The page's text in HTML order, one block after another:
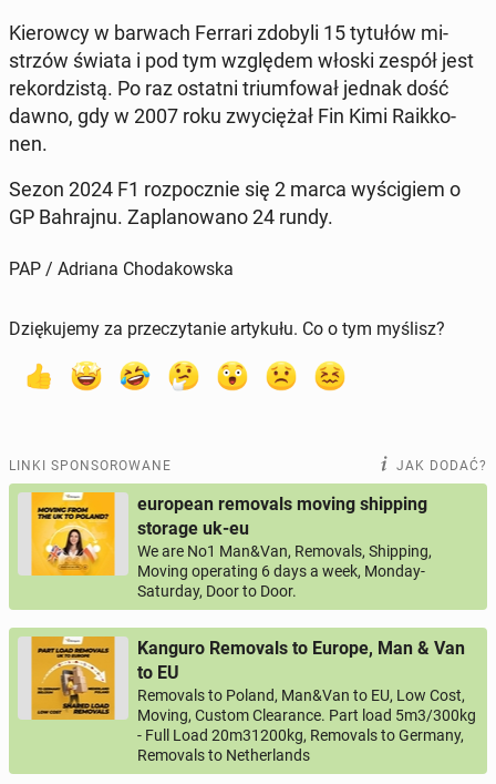
Kie­row­cy w barwach Ferrari zdobyli 15 tytułów mi­
strzów świata i pod tym wzglę­dem włoski zespół jest
re­kor­dzi­stą. Po raz ostatni trium­fo­wał jednak dość
dawno, gdy w 2007 roku zwy­cię­żał Fin Kimi Ra­ik­ko­
nen.
Sezon 2024 F1 roz­pocz­nie się 2 marca wy­ści­giem o
GP Bah­raj­nu. Za­pla­no­wa­no 24 rundy.
PAP / Adriana Chodakowska
Dziękujemy za przeczytanie artykułu. Co o tym myślisz?
LINKI SPONSOROWANE JAK DODAĆ?
european removals moving shipping
storage uk-eu
We are No1 Man&Van, Removals, Shipping,
Moving operating 6 days a week, Monday-
Saturday, Door to Door.
Kanguro Removals to Europe, Man & Van
to EU
Removals to Poland, Man&Van to EU, Low Cost,
Moving, Custom Clearance. Part load 5m3/300kg
- Full Load 20m31200kg, Removals to Germany,
Removals to Netherlands